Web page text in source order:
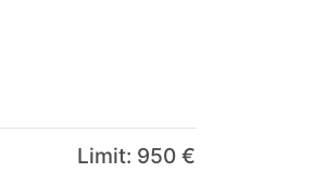
Limit: 950 €